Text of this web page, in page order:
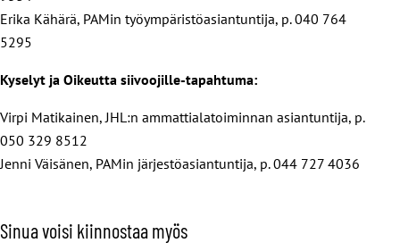
Erika Kähärä, PAMin työympäristöasiantuntija, p. 040 764
5295
Kyselyt ja Oikeutta siivoojille-tapahtuma:
Virpi Matikainen, JHL:n ammattialatoiminnan asiantuntija, p.
050 329 8512
Jenni Väisänen, PAMin järjestöasiantuntija, p. 044 727 4036
Sinua voisi kiinnostaa myös